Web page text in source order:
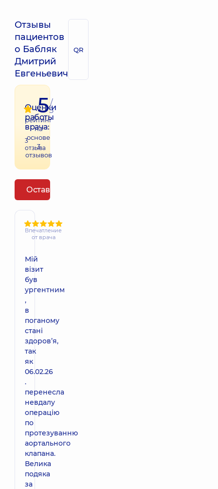
Отзывы
пациентов
о Бабляк
Дмитрий
Евгеньевич
QR
Оценки
работы
врача:
3
отзыва
5/
5
рейтинг
на
основе
3
отзывов
Оставить отзыв
Впечатление
от врача
Мій
візит
був
ургентним
,
в
поганому
стані
здоровʼя,
так
як
06.02.26
.
перенесла
невдалу
операцію
по
протезуванню
аортального
клапана.
Велика
подяка
за